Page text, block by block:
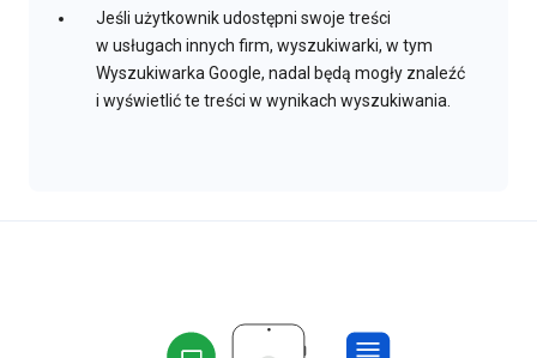
Jeśli użytkownik udostępni swoje treści
w usługach innych firm, wyszukiwarki, w tym
Wyszukiwarka Google, nadal będą mogły znaleźć
i wyświetlić te treści w wynikach wyszukiwania.